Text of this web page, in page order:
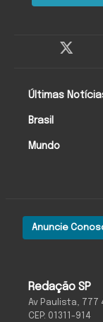
Redação SP
Av Paulista, 777
CEP: 01311-914
Anuncie
Últimas
Brasil
Mundo